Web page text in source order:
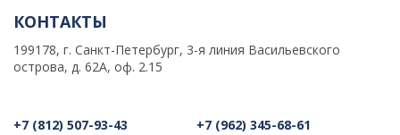
КОНТАКТЫ
199178, г. Санкт-Петербург, 3-я линия Васильевского
острова, д. 62А, оф. 2.15
+7 (812) 507-93-43
+7 (962) 345-68-61